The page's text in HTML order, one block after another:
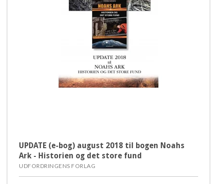
UPDATE (e-bog) august 2018 til bogen Noahs
Ark - Historien og det store fund
UDFORDRINGENS FORLAG